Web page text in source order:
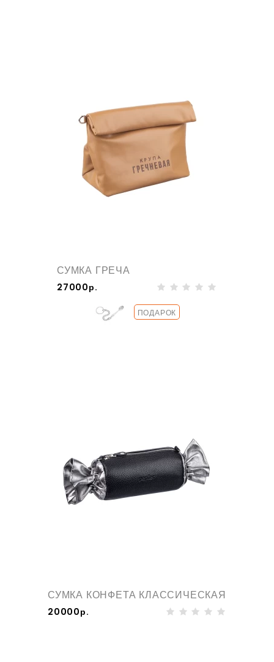
СУМКА ГРЕЧА
27000р.
ПОДАРОК
СУМКА КОНФЕТА КЛАССИЧЕСКАЯ
20000р.